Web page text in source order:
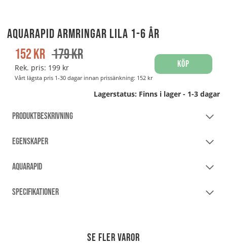
Aquarapid Armringar Lila 1-6 år
179kr
152kr
Rek. pris: 199 kr
Vårt lägsta pris 1-30 dagar innan prissänkning: 152 kr
Köp
Lagerstatus: Finns i lager - 1-3 dagar
PRODUKTBESKRIVNING
EGENSKAPER
AQUARAPID
SPECIFIKATIONER
Se fler varor